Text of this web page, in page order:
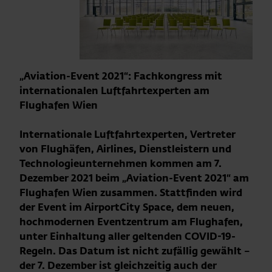
„Aviation-Event 2021“: Fachkongress mit
internationalen Luftfahrtexperten am
Flughafen Wien
Internationale Luftfahrtexperten, Vertreter
von Flughäfen, Airlines, Dienstleistern und
Technologieunternehmen kommen am 7.
Dezember 2021 beim „Aviation-Event 2021“ am
Flughafen Wien zusammen. Stattfinden wird
der Event im AirportCity Space, dem neuen,
hochmodernen Eventzentrum am Flughafen,
unter Einhaltung aller geltenden COVID-19-
Regeln. Das Datum ist nicht zufällig gewählt –
der 7. Dezember ist gleichzeitig auch der